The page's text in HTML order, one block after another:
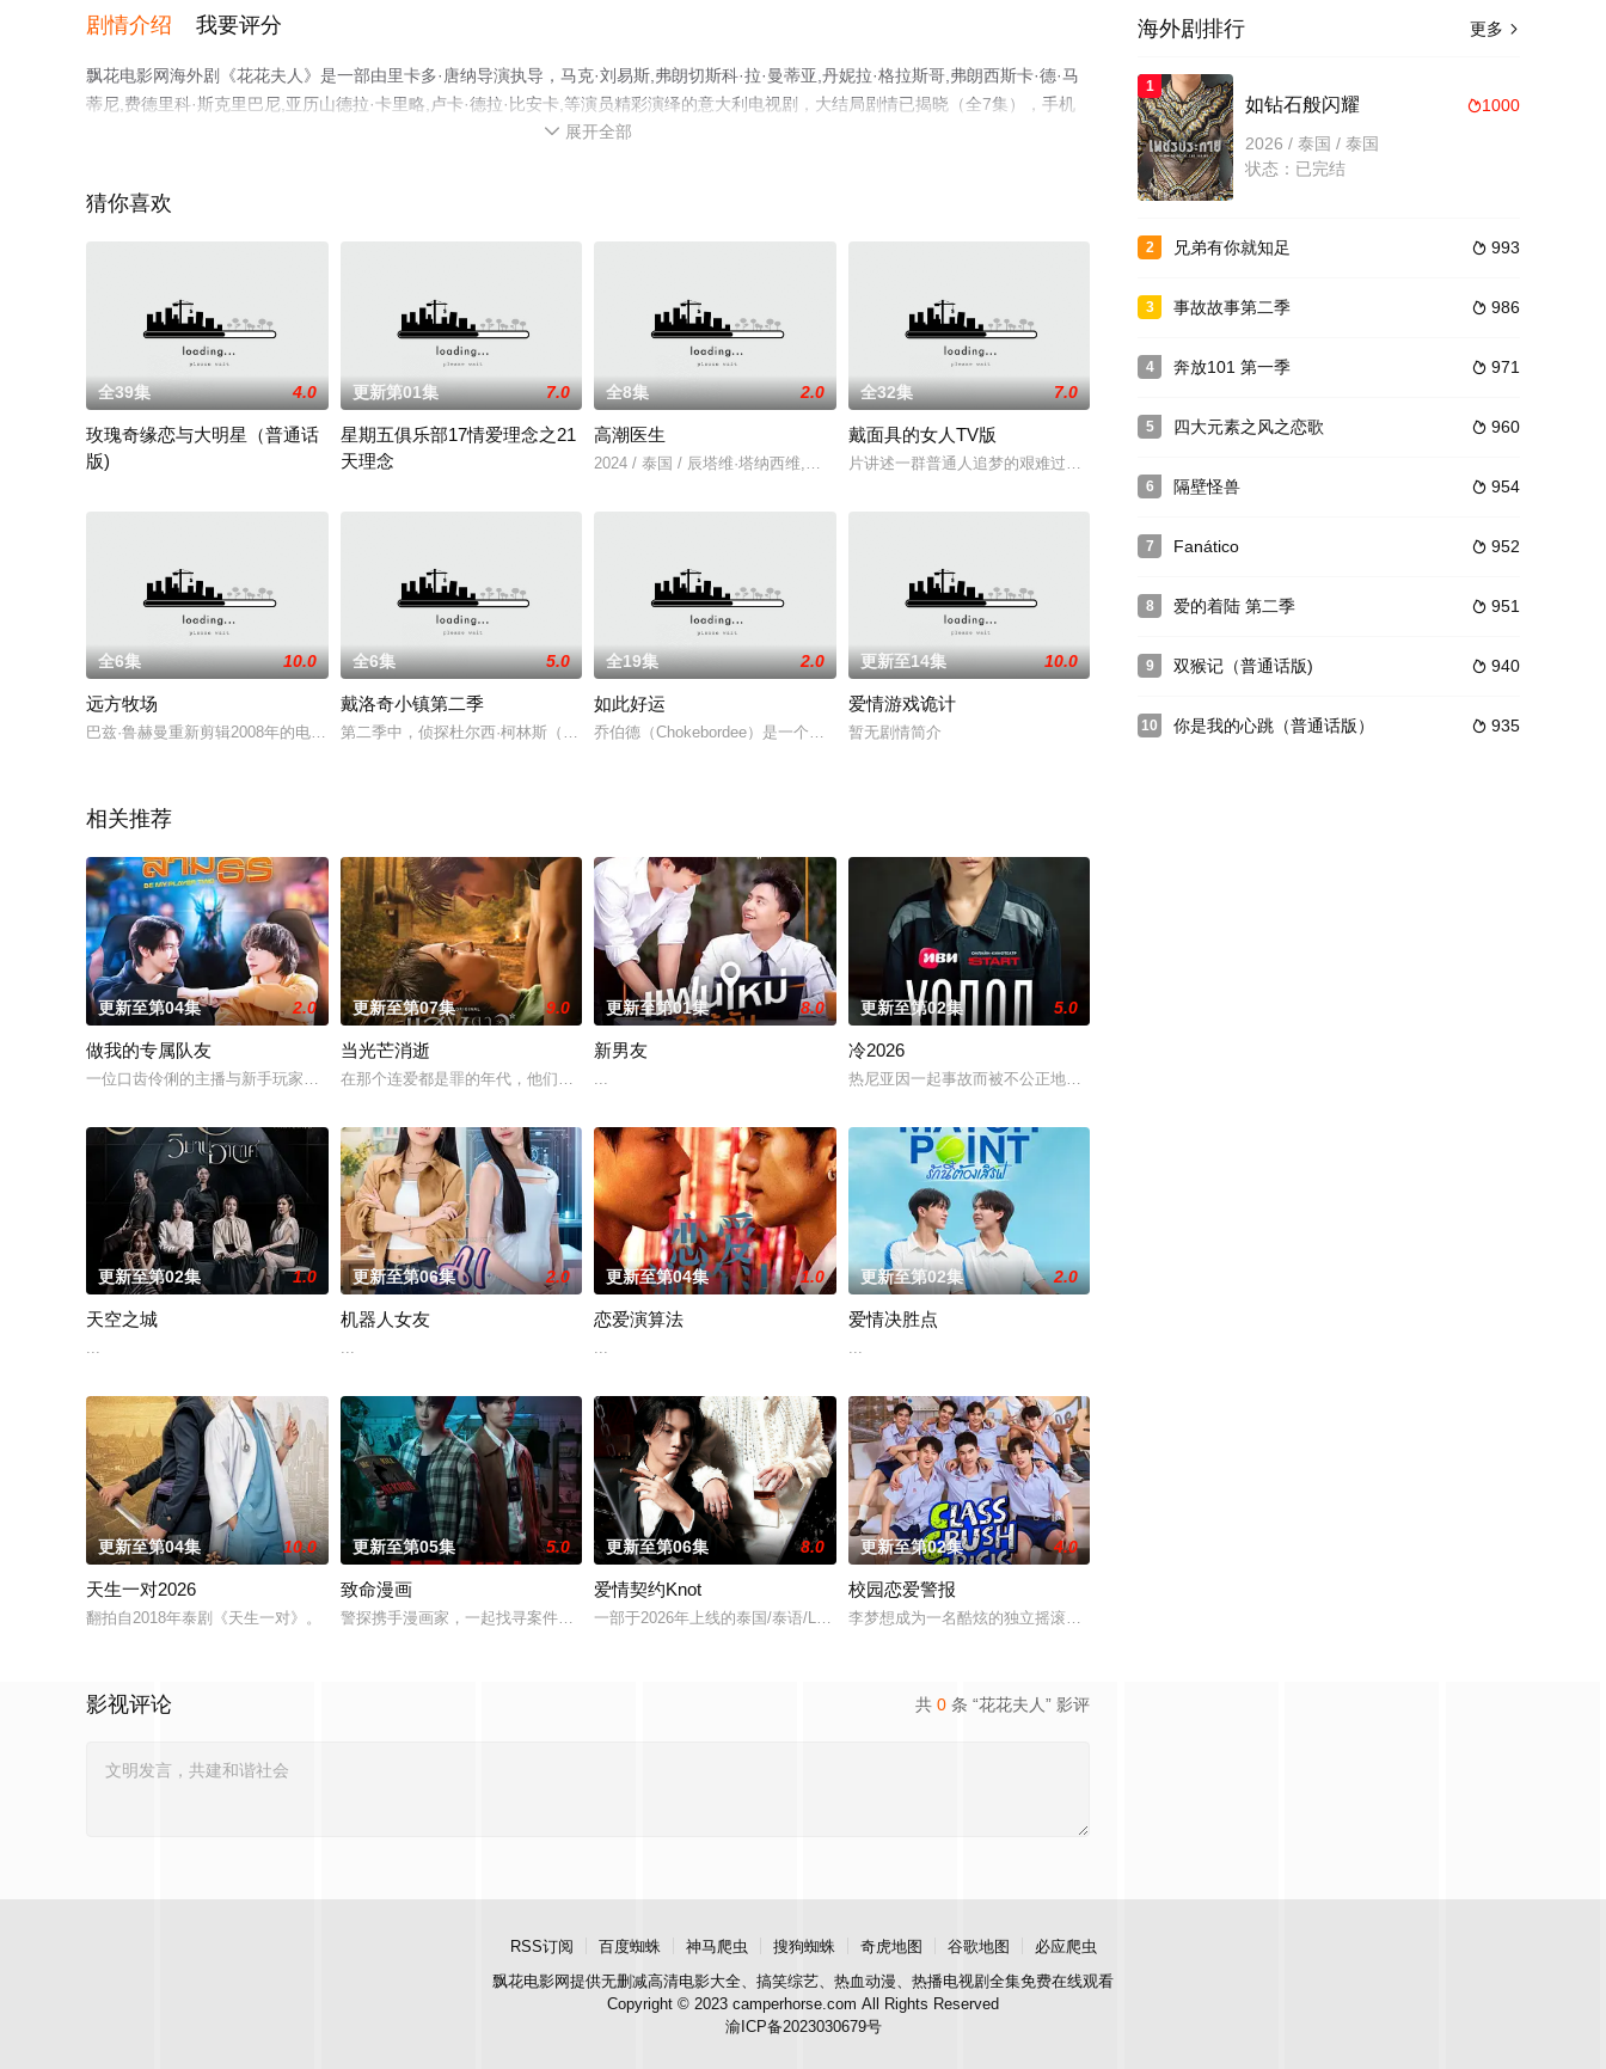
剧情介绍 我要评分
飘花电影网海外剧《花花夫人》是一部由里卡多·唐纳导演执导，马克·刘易斯,弗朗切斯科·拉·曼蒂亚,丹妮拉·格拉斯哥,弗朗西斯卡·德·马
蒂尼,费德里科·斯克里巴尼,亚历山德拉·卡里略,卢卡·德拉·比安卡,等演员精彩演绎的意大利电视剧，大结局剧情已揭晓（全7集），手机
免费观看高清未删减完整版电视剧全集就上飘花影院，热播电视剧提前免费观看，更多剧情信息可移步至豆瓣电视剧、电视猫或剧情网等
 展开全部
猜你喜欢
全39集 4.0
玫瑰奇缘恋与大明星（普通话
版)
更新第01集 7.0
星期五俱乐部17情爱理念之21
天理念
全8集 2.0
高潮医生
2024 / 泰国 / 辰塔维·塔纳西维,雅拉查芃·普金帕可,澈玛薇·苏婉帕努楚克,奔弘·奔提维此弓,Chaiwat,Thongsaeng
全32集 7.0
戴面具的女人TV版
片讲述一群普通人追梦的艰难过程，为了实现梦想甚至不惜出卖自己的灵魂，在这个肉欲横流的时代，或许只
全6集 10.0
远方牧场
巴兹·鲁赫曼重新剪辑2008年的电影《澳洲乱世情》，11月26日一连六集为你呈献史诗式爱情历险故事。剧集内容由原作影片拍摄素材组成，将呈现
全6集 5.0
戴洛奇小镇第二季
第二季中，侦探杜尔西·柯林斯（凯特·波克斯 Kate Box 饰）和埃迪·雷德克利夫（玛德琳·萨米 Madeleine Sami 饰）将前
全19集 2.0
如此好运
乔伯德（Chokebordee）是一个从讨厌的丑小鸭成长为聪明帅哥的人。 卢卡那（Luckkana）是个笨拙的女孩，总是认为自己是倒霉的女
更新至14集 10.0
爱情游戏诡计
暂无剧情简介
相关推荐
更新至第04集 2.0
做我的专属队友
一位口齿伶俐的主播与新手玩家！顶级主播Thi追捕神秘玩家Zo，后者竟屡次击败他。一场原本只为猎杀对手的追逐，却意外演变成一段情缘的发现。
更新至第07集 9.0
当光芒消逝
在那个连爱都是罪的年代，他们选择了彼此。 1976年10月6日清晨，泰国爆发血腥镇压，大学生Ravin被迫逃入丛林，加入地下游击队。在那个
更新至第01集 8.0
新男友
更新至第02集 5.0
冷2026
热尼亚因一起事故而被不公正地监禁，她的丈夫和6岁的女儿在事故中死亡。这起事故的真正罪魁祸首是富家子
更新至第02集 1.0
天空之城
...
更新至第06集 2.0
机器人女友
...
更新至第04集 1.0
恋爱演算法
...
更新至第02集 2.0
爱情决胜点
...
更新至第04集 10.0
天生一对2026
翻拍自2018年泰剧《天生一对》。
更新至第05集 5.0
致命漫画
警探携手漫画家，一起找寻案件真相，冲破新闻的步步紧逼。
更新至第06集 8.0
爱情契约Knot
一部于2026年上线的泰国/泰语/LGBT/爱情/都市/霸道总裁电视剧，讲述了“结为枷锁，爱为牢笼”的契约恋爱故事。
更新至第02集 4.0
校园恋爱警报
李梦想成为一名酷炫的独立摇滚音乐家。由于他完全无视学业，他的母亲把他送到了一所新学校，这所学校今
共 0 条 “花花夫人” 影评
影视评论
更多 
海外剧排行
1
1000
如钻石般闪耀
2026 / 泰国 / 泰国
状态：已完结
2  993
兄弟有你就知足
3  986
事故故事第二季
4  971
奔放101 第一季
5  960
四大元素之风之恋歌
6  954
隔壁怪兽
7  952
Fanático
8  951
爱的着陆 第二季
9  940
双猴记（普通话版)
10  935
你是我的心跳（普通话版）
RSS订阅 百度蜘蛛 神马爬虫 搜狗蜘蛛 奇虎地图 谷歌地图
必应爬虫
飘花电影网提供无删减高清电影大全、搞笑综艺、热血动漫、热播电视剧全集免费在线观看
Copyright © 2023 camperhorse.com All Rights Reserved
渝ICP备2023030679号